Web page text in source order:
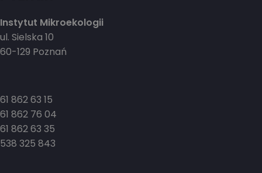
Instytut Mikroekologii
ul. Sielska 10
60-129 Poznań
61 862 63 15
61 862 76 04
61 862 63 35
538 325 843